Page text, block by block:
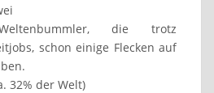
die trotz
schon einige Flecken auf
32% der Welt)